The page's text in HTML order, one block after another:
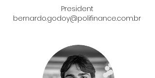
President
bernardo.godoy@polifinance.com.br